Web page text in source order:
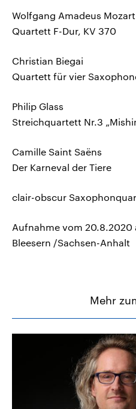
Wolfgang Amadeus Mozart
Quartett F-Dur, KV 370
Christian Biegai
Quartett für vier
Philip Glass
Streichquartett Nr.3
Camille Saint Saëns
Der Karneval der Tiere
clair-obscur
Aufnahme vom 20.8.2020
Bleesern /Sachsen-Anhalt
Mehr